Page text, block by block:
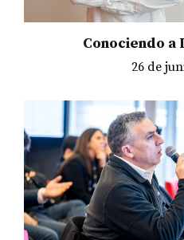
Conociendo a
26 de